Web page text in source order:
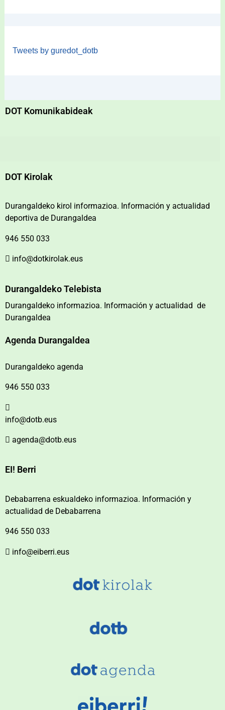
Tweets by guredot_dotb
DOT Komunikabideak
DOT Kirolak
Durangaldeko kirol informazioa. Información y actualidad
deportiva de Durangaldea
946 550 033
info@dotkirolak.eus
Durangaldeko Telebista
Durangaldeko informazioa. Información y actualidad de
Durangaldea
Agenda Durangaldea
Durangaldeko agenda
946 550 033
info@dotb.eus
agenda@dotb.eus
EI! Berri
Debabarrena eskualdeko informazioa. Información y
actualidad de Debabarrena
946 550 033
info@eiberri.eus